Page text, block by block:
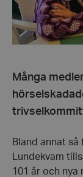
Många
Bland annat
Lundekvam
101 år och nya